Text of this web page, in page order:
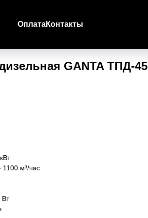
ОплатаКонтакты
GANTA ТПД-45
м³/час
Вт